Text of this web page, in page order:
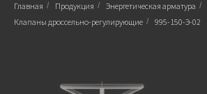
Главная / Продукция / Энергетическая арматура /
Клапаны дроссельно-регулирующие / 995-150-Э-02